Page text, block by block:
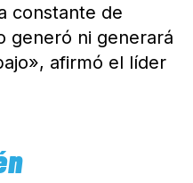
constante de
generó ni generará
afirmó el líder